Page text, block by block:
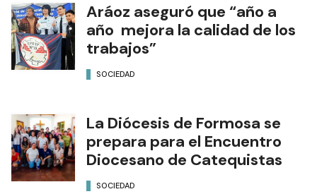
Aráoz aseguró que “año a
año mejora la calidad de los
trabajos”
SOCIEDAD
La Diócesis de Formosa se
prepara para el Encuentro
Diocesano de Catequistas
SOCIEDAD